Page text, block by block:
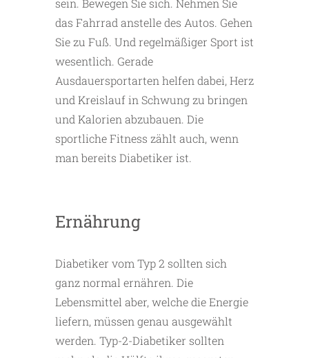
sein. Bewegen Sie sich. Nehmen Sie
das Fahrrad anstelle des Autos. Gehen
Sie zu Fuß. Und regelmäßiger Sport ist
wesentlich. Gerade
Ausdauersportarten helfen dabei, Herz
und Kreislauf in Schwung zu bringen
und Kalorien abzubauen. Die
sportliche Fitness zählt auch, wenn
man bereits Diabetiker ist.
Ernährung
Diabetiker vom Typ 2 sollten sich
ganz normal ernähren. Die
Lebensmittel aber, welche die Energie
liefern, müssen genau ausgewählt
werden. Typ-2-Diabetiker sollten